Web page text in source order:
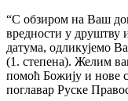
“С обзиром на Ваш
вредности у друштву
датума, одликујемо
(1. степена). Желим
помоћ Божију и нове
поглавар Руске